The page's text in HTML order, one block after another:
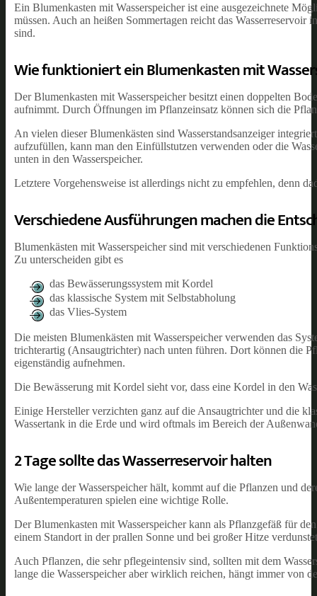
Ein Blumenkasten mit Wasserspeicher ist eine ausgezeichnete
müssen. Auch an heißen Sommertagen reicht das Wasserreservoir
sind.
Wie funktioniert ein Blumenkasten mit
Der Blumenkasten mit Wasserspeicher besitzt einen doppelten
aufnimmt. Durch Öffnungen im Pflanzeinsatz können sich die
An vielen dieser Blumenkästen sind Wasserstandsanzeiger
aufzufüllen, kann man den Einfüllstutzen verwenden oder die
unten in den Wasserspeicher.
Letztere Vorgehensweise ist allerdings nicht zu empfehlen, denn
Verschiedene Ausführungen machen die
Blumenkästen mit Wasserspeicher sind mit verschiedenen
Zu unterscheiden gibt es
das Bewässerungssystem mit Kordel
das klassische System mit Selbstabholung
das Vlies-System
Die meisten Blumenkästen mit Wasserspeicher verwenden das
trichterartig (Ansaugtrichter) nach unten führen. Dort können die
eigenständig aufnehmen.
Die Bewässerung mit Kordel sieht vor, dass eine Kordel in den
Einige Hersteller verzichten ganz auf die Ansaugtrichter und die
Wassertank in die Erde und wird oftmals im Bereich der
2 Tage sollte das Wasserreservoir halten
Wie lange der Wasserspeicher hält, kommt auf die Pflanzen und
Außentemperaturen spielen eine wichtige Rolle.
Der Blumenkasten mit Wasserspeicher kann als Pflanzgefäß für
einem Standort in der prallen Sonne und bei großer Hitze
Auch Pflanzen, die sehr pflegeintensiv sind, sollten mit dem
lange die Wasserspeicher aber wirklich reichen, hängt immer von